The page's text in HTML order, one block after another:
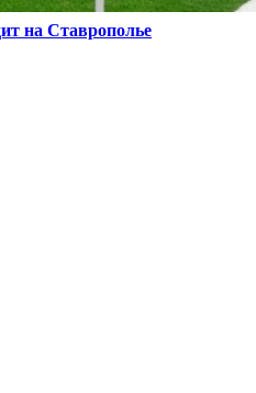
на Ставрополье